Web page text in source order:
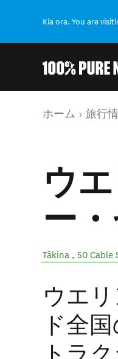
Kia ora. You are
現在のページ
ホーム 旅行
ウ
ー
Tākina , 50 Cable
ウエ
ド全
トラ